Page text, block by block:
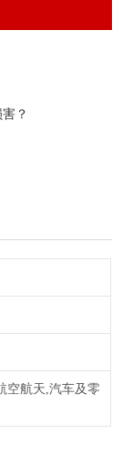
？
空航天,汽车及零